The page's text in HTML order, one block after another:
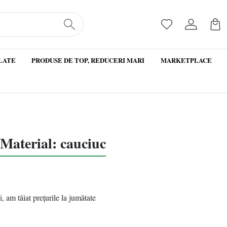
PRODUSE DE TOP, REDUCERI MARI MARKETPLACE
cauciuc
am tăiat prețurile la jumătate